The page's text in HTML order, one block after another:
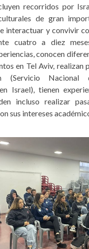
recorridos por
de gran
interactuar y convivir
cuatro a diez
conocen
en Tel Aviv, realizan
(Servicio Nacional
Israel), tienen
incluso realizar
sus intereses